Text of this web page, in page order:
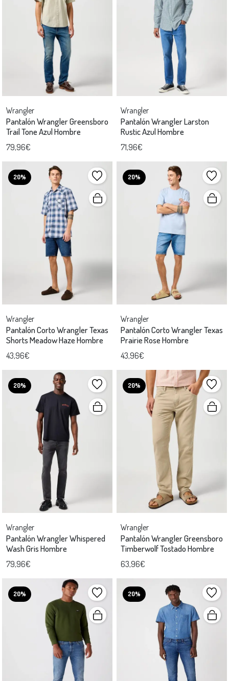
Wrangler
Pantalón Wrangler Greensboro
Trail Tone Azul Hombre
79,96€
Wrangler
Pantalón Wrangler Larston
Rustic Azul Hombre
71,96€
20%
Wrangler
Pantalón Corto Wrangler Texas
Shorts Meadow Haze Hombre
43,96€
20%
Wrangler
Pantalón Corto Wrangler Texas
Prairie Rose Hombre
43,96€
20%
Wrangler
Pantalón Wrangler Whispered
Wash Gris Hombre
79,96€
20%
Wrangler
Pantalón Wrangler Greensboro
Timberwolf Tostado Hombre
63,96€
20% 20%